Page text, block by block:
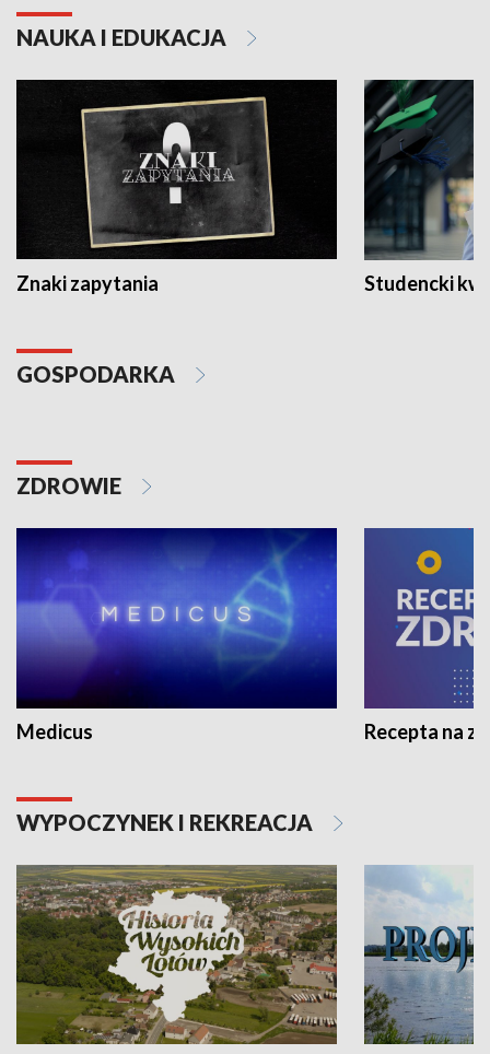
NAUKA I EDUKACJA
Znaki zapytania Studencki
GOSPODARKA
ZDROWIE
Medicus Recepta na
WYPOCZYNEK I REKREACJA